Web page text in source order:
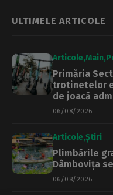
ULTIMELE ARTICOLE
Articole Main
Primăria
trotinetelor
de joacă
06/08/2026
Articole Știri
Plimbările
Dâmbovița
06/08/2026